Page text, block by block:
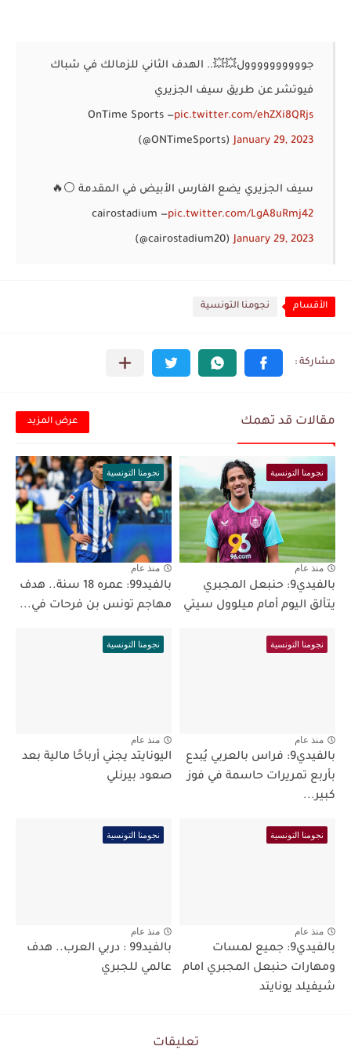
جوووووووووول💥💥.. الهدف الثاني للزمالك في شباك
فيوتشر عن طريق سيف الجزيري
pic.twitter.com/ehZXi8QRjs
— OnTime Sports
(@ONTimeSports)January 29, 2023
سيف الجزيري يضع الفارس الأبيض في المقدمة ⚪🔥
pic.twitter.com/LgA8uRmj42
— cairostadium
(@cairostadium20)January 29, 2023
الأقسام نجومنا التونسية
مقالات قد تهمك عرض المزيد
نجومنا التونسية
منذ عام
بالفيدي9: حنبعل المجبري
يتألق اليوم أمام ميلوول سيتي
نجومنا التونسية
منذ عام
بالفيد99: عمره 18 سنة.. هدف
مهاجم تونس بن فرحات في...
نجومنا التونسية
منذ عام
بالفيدي9: فراس بالعربي يُبدع
بأربع تمريرات حاسمة في فوز
كبير...
نجومنا التونسية
منذ عام
اليونايتد يجني أرباحًا مالية بعد
صعود بيرنلي
نجومنا التونسية
منذ عام
بالفيدي9: جميع لمسات
ومهارات حنبعل المجبري امام
شيفيلد يونايتد
نجومنا التونسية
منذ عام
بالفيد99 : دربي العرب.. هدف
عالمي للجبري
تعليقات